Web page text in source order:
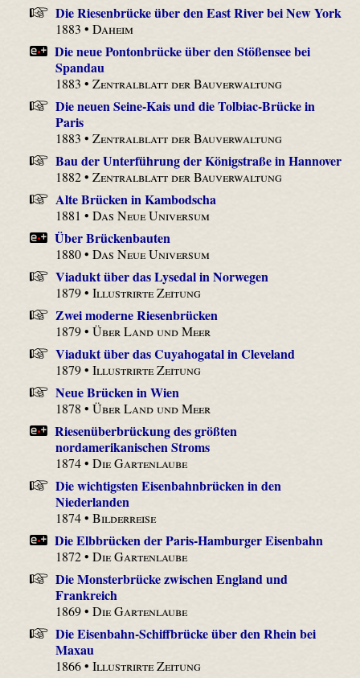
Die Riesenbrücke über den East River bei New York
1883 •Daheim
Die neue Pontonbrücke über den Stößensee bei
Spandau
1883 •Zentralblatt der Bauverwaltung
Die neuen Seine-Kais und die Tolbiac-Brücke in
Paris
1883 •Zentralblatt der Bauverwaltung
Bau der Unterführung der Königstraße in Hannover
1882 •Zentralblatt der Bauverwaltung
Alte Brücken in Kambodscha
1881 •Das Neue Universum
Über Brückenbauten
1880 •Das Neue Universum
Viadukt über das Lysedal in Norwegen
1879 •Illustrirte Zeitung
Zwei moderne Riesenbrücken
1879 •Über Land und Meer
Viadukt über das Cuyahogatal in Cleveland
1879 •Illustrirte Zeitung
Neue Brücken in Wien
1878 •Über Land und Meer
Riesenüberbrückung des größten
nordamerikanischen Stroms
1874 •Die Gartenlaube
Die wichtigsten Eisenbahnbrücken in den
Niederlanden
1874 •Bilderreise
Die Elbbrücken der Paris-Hamburger Eisenbahn
1872 •Die Gartenlaube
Die Monsterbrücke zwischen England und
Frankreich
1869 •Die Gartenlaube
Die Eisenbahn-Schiffbrücke über den Rhein bei
Maxau
1866 •Illustrirte Zeitung